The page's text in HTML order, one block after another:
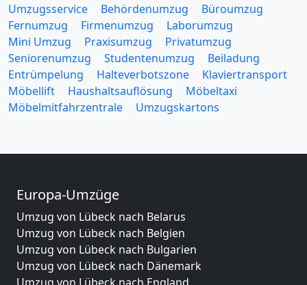
Umzugsservice Behördenumzug
Büroumzug
Fernumzug
Firmenumzug
Laborumzug
Mini Umzug
Praxisumzug
Privatumzug
Seniorenumzug
Studentenumzug
Beiladung
Entrümpelung
Halteverbotszone
Klaviertransport
Möbellift
Haushaltsauflösung
Möbeltaxi
Möbelmitfahrzentrale
Umzugskartons
Europa-Umzüge
Umzug von Lübeck nach Belarus
Umzug von Lübeck nach Belgien
Umzug von Lübeck nach Bulgarien
Umzug von Lübeck nach Dänemark
Umzug von Lübeck nach England